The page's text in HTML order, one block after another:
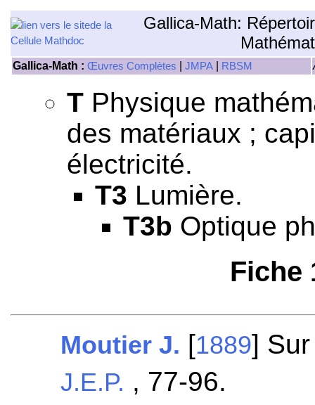
Gallica-Math:
Gallica-Math : Œuvres Complètes JMPA RBSM
T Physique
des matériaux ;
électricité.
T3 Lumière.
T3b Optique
Fiche
Moutier J. [1889]
J.E.P. , 77-96.